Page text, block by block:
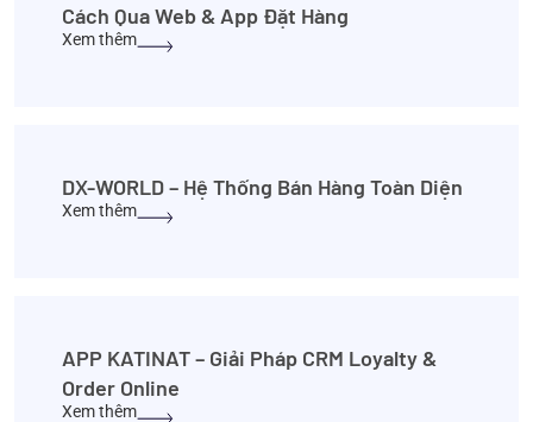
Cách Qua Web & App Đặt Hàng
Xem thêm
DX-WORLD – Hệ Thống Bán Hàng Toàn Diện
Xem thêm
APP KATINAT – Giải Pháp CRM Loyalty &
Order Online
Xem thêm